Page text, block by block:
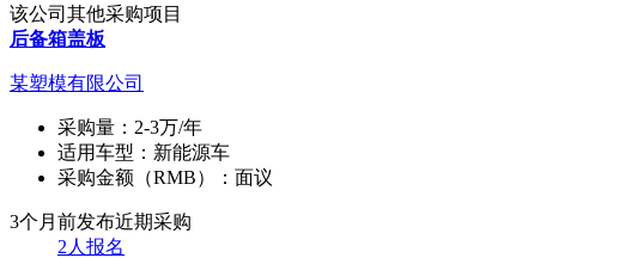
该公司其他采购项目
后备箱盖板
某塑模有限公司
采购量： 2-3万/年
适用车型： 新能源车
采购金额（RMB）： 面议
3个月前发布近期采购
2人报名